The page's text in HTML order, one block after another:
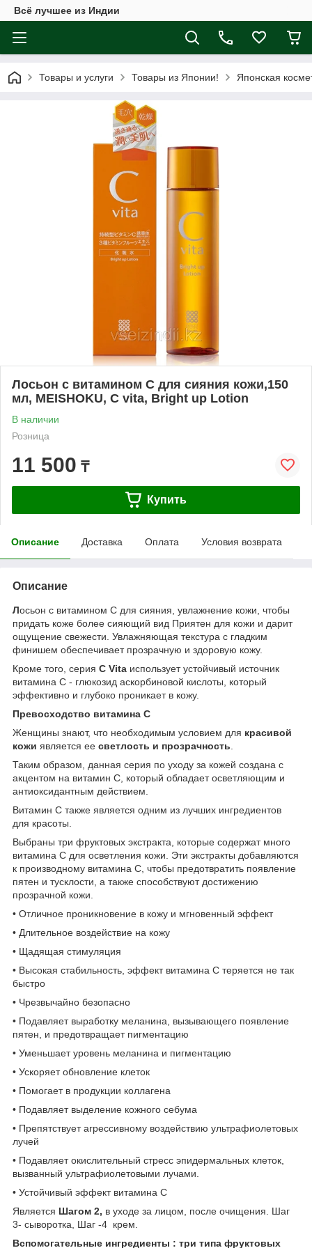
Всё лучшее из Индии
Товары и услуги Товары из Японии! Японская
Лосьон с витамином С для сияния кожи,150
мл, MEISHOKU, С vita, Bright up Lotion
В наличии
Розница
11 500 ₸
Купить
Описание Доставка Оплата Условия возврата
Описание
Лосьон с витамином С для сияния, увлажнение кожи, чтобы
придать коже более сияющий вид Приятен для кожи и дарит
ощущение свежести. Увлажняющая текстура с гладким
финишем обеспечивает прозрачную и здоровую кожу.
Кроме того, серия C Vita использует устойчивый источник
витамина C - глюкозид аскорбиновой кислоты, который
эффективно и глубоко проникает в кожу.
Превосходство витамина С
Женщины знают, что необходимым условием для красивой
кожи является ее светлость и прозрачность
Таким образом, данная серия по уходу за кожей создана с
акцентом на витамин С, который обладает осветляющим и
антиоксидантным действием.
Витамин С также является одним из лучших ингредиентов
для красоты.
Выбраны три фруктовых экстракта, которые содержат много
витамина С для осветления кожи. Эти экстракты добавляются
к производному витамина С, чтобы предотвратить появление
пятен и тусклости, а также способствуют достижению
прозрачной кожи.
• Отличное проникновение в кожу и мгновенный эффект
• Длительное воздействие на кожу
• Щадящая стимуляция
• Высокая стабильность, эффект витамина С теряется не так
быстро
• Чрезвычайно безопасно
• Подавляет выработку меланина, вызывающего появление
пятен, и предотвращает пигментацию
• Уменьшает уровень меланина и пигментацию
• Ускоряет обновление клеток
• Помогает в продукции коллагена
• Подавляет выделение кожного себума
• Препятствует агрессивному воздействию ультрафиолетовых
лучей
• Подавляет окислительный стресс эпидермальных клеток,
вызванный ультрафиолетовыми лучами.
• Устойчивый эффект витамина С
Является Шагом 2, в уходе за лицом, после очищения. Шаг
3- сыворотка, Шаг -4 крем.
Вспомогательные ингредиенты : три типа фруктовых